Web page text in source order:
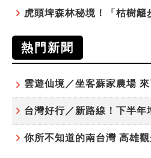
熱門新聞
雲遊仙境／坐客蘇家農場
你所不知道的南台灣 高雄